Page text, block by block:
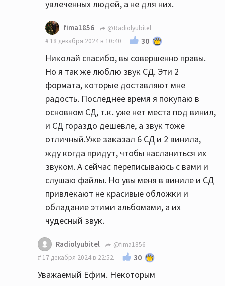
увлеченных людей, а не для них.
fima1856
@Radiolyubitel
18 декабря 2024 в 10:40
30
Николай спасибо, вы совершенно правы.
Но я так же люблю звук СД. Эти 2
формата, которые доставляют мне
радость. Последнее время я покупаю в
основном СД, т.к. уже нет места под винил,
и СД гораздо дешевле, а звук тоже
отличный.Уже заказал 6 СД и 2 винила,
жду когда придут, чтобы насланиться их
звуком. А сейчас переписываюсь с вами и
слушаю файлы. Но увы меня в виниле и СД
привлекают не красивые обложки и
обладание этими альбомами, а их
чудесный звук.
Radiolyubitel
@fima1856
17 декабря 2024 в 22:52
30
Уважаемый Ефим. Некоторым